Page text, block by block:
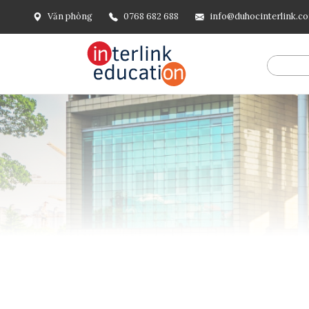
Văn phòng 0768 682 688
@include('frontend.layouts.schema-org', [ 'type' =>
url('/'), ], [ '@type' => 'ListItem', 'position' => 2, 'name' =>
=> url()->current(), ], ], ], ])